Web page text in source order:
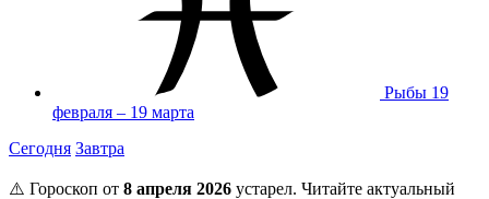
Рыбы 19
февраля – 19 марта
Сегодня Завтра
⚠️ Гороскоп от 8 апреля 2026 устарел. Читайте актуальный